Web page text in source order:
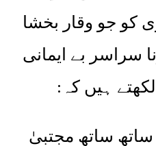
کو جو وقار بخشا
سراسر بے ایمانی
ہیں کہ:
ساتھ ساتھ مجتبیٰ